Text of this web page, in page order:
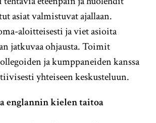
asiat valmistuvat ajallaan.
aloitteisesti ja viet asioita
jatkuvaa ohjausta. Toimit
ja kumppaneiden kanssa
yhteiseen keskusteluun.
englannin kielen taitoa